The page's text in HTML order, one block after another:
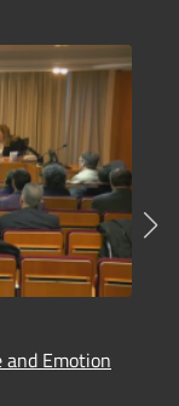
Emotion